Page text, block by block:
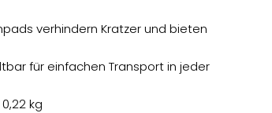
verhindern Kratzer und bieten
für einfachen Transport in jeder
kg